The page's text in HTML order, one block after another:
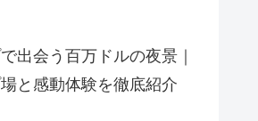
出会う百万ドルの夜景｜
と感動体験を徹底紹介